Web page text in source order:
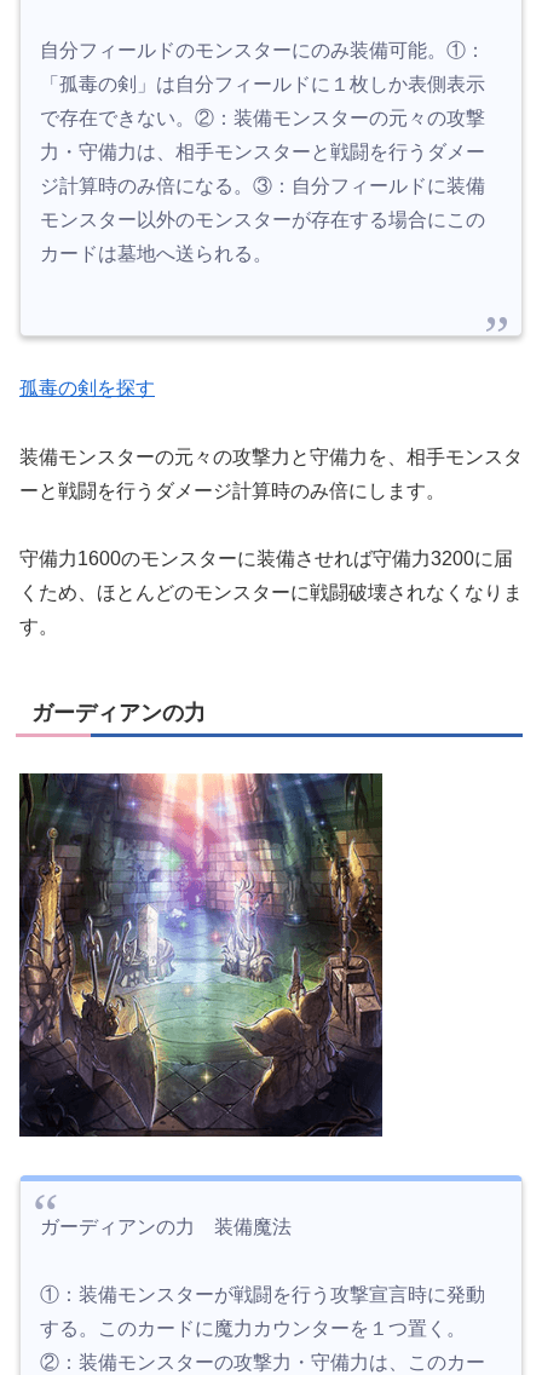
自分フィールドのモンスターにのみ装備可能。①：
「孤毒の剣」は自分フィールドに１枚しか表側表示
で存在できない。②：装備モンスターの元々の攻撃
力・守備力は、相手モンスターと戦闘を行うダメー
ジ計算時のみ倍になる。③：自分フィールドに装備
モンスター以外のモンスターが存在する場合にこの
カードは墓地へ送られる。
孤毒の剣を探す
装備モンスターの元々の攻撃力と守備力を、相手モンスタ
ーと戦闘を行うダメージ計算時のみ倍にします。
守備力1600のモンスターに装備させれば守備力3200に届
くため、ほとんどのモンスターに戦闘破壊されなくなりま
す。
ガーディアンの力
ガーディアンの力 装備魔法
①：装備モンスターが戦闘を行う攻撃宣言時に発動
する。このカードに魔力カウンターを１つ置く。
②：装備モンスターの攻撃力・守備力は、このカー